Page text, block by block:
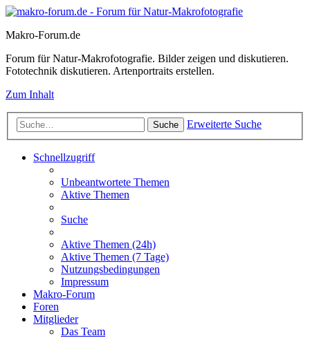
Makro-Forum.de
Forum für Natur-Makrofotografie. Bilder zeigen und diskutieren.
Fototechnik diskutieren. Artenportraits erstellen.
Zum Inhalt
Suche Erweiterte Suche
Schnellzugriff
Unbeantwortete Themen
Aktive Themen
Suche
Aktive Themen (24h)
Aktive Themen (7 Tage)
Nutzungsbedingungen
Impressum
Makro-Forum
Foren
Mitglieder
Das Team